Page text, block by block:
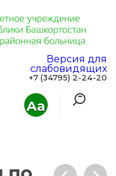
Aa
Версия для
слабовидящих
+7 (34795) 2-24-20